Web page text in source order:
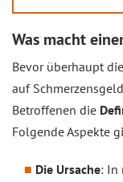
Was macht
Bevor überhaupt
auf
Betroffenen die
Folgende Aspekte
Die Ursache: In